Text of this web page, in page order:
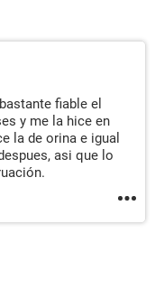
fiable el
y me la hice en
la de orina e igual
asi que lo